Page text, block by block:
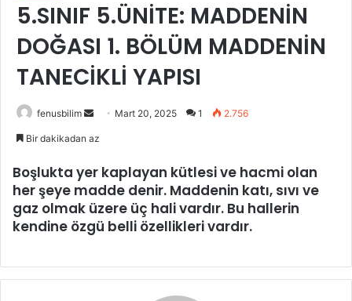
5.SINIF 5.ÜNİTE: MADDENİN
DOĞASI 1. BÖLÜM MADDENİN
TANECİKLİ YAPISI
fenusbilim
Bir
göndermek
Mart 20, 2025 1 2.756
Bir dakikadan az
Boşlukta yer kaplayan kütlesi ve hacmi olan
her şeye madde denir. Maddenin katı, sıvı ve
gaz olmak üzere üç hali vardır. Bu hallerin
kendine özgü belli özellikleri vardır.